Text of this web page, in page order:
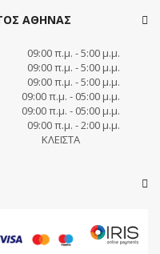
ΑΘΗΝΑΣ
09:00 π.μ. - 5:00 μ.μ.
09:00 π.μ. - 5:00 μ.μ.
09:00 π.μ. - 5:00 μ.μ.
09:00 π.μ. - 05:00 μ.μ.
09:00 π.μ. - 05:00 μ.μ.
09:00 π.μ. - 2:00 μ.μ.
ΚΛΕΙΣΤΑ